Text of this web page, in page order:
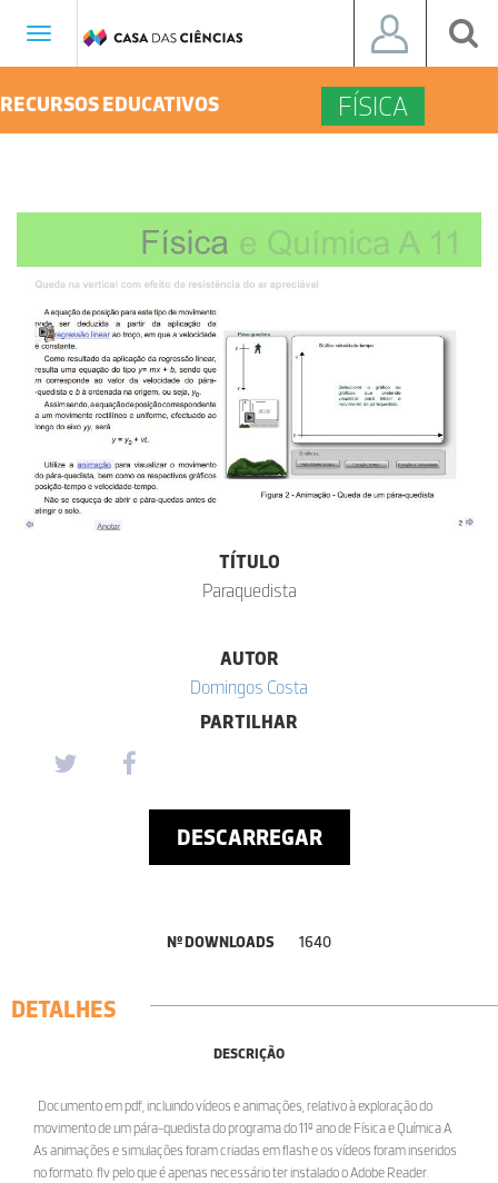
Toggle
RECURSOS EDUCATIVOS FÍSICA
TÍTULO
Paraquedista
AUTOR
Domingos Costa
PARTILHAR
DESCARREGAR
Nº DOWNLOADS 1640
DETALHES
DESCRIÇÃO
Documento em pdf, incluindo vídeos e animações, relativo à exploração do
movimento de um pára-quedista do programa do 11º ano de Física e Química A.
As animações e simulações foram criadas em flash e os vídeos foram inseridos
no formato. flv pelo que é apenas necessário ter instalado o Adobe Reader.